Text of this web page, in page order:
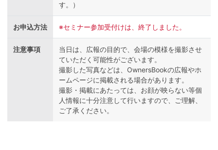
す。）
お申込方法 ※セミナー参加受付けは、終了しました。
注意事項
当日は、広報の目的で、会場の模様を撮影させ
ていただく可能性がございます。
撮影した写真などは、OwnersBookの広報やホ
ームページに掲載される場合があります。
撮影・掲載にあたっては、お顔が映らない等個
人情報に十分注意して行いますので、ご理解、
ご了承ください。